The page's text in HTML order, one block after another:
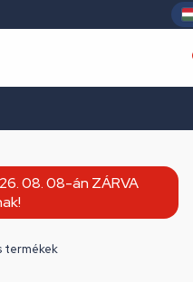
08. 08-án ZÁRVA
termékek